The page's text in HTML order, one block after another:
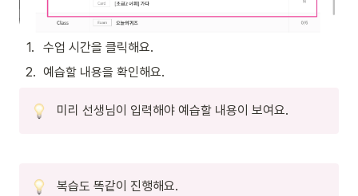
1.
수업 시간을 클릭해요.
2. 예습할 내용을 확인해요.
미리 선생님이 입력해야 예습할 내용이 보여요.
복습도 똑같이 진행해요.